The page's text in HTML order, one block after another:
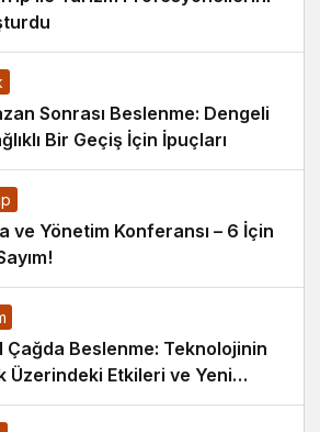
Sonrası Beslenme: Dengeli
Bir Geçiş İçin İpuçları
ve Yönetim Konferansı – 6 İçin
Çağda Beslenme: Teknolojinin
Üzerindeki Etkileri ve Yeni